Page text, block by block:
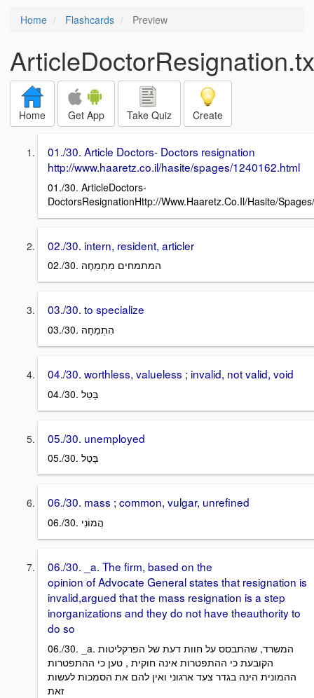
Home Flashcards Preview
Home Get App Take Quiz Create
01./30. Article Doctors- Doctors resignation
http://www.haaretz.co.il/hasite/spages/1240162.html
01./30. ArticleDoctors-
DoctorsResignationHttp://Www.Haaretz.Co.Il/Hasite/
02./30. intern, resident, articler
02./30. המתמחים מִתְמַחֶה
03./30. to specialize
04./30. worthless, valueless ; invalid, not valid, void
05./30. unemployed
06./30. mass ; common, vulgar, unrefined
06./30. _a. The firm, based on the
opinion of Advocate General states that resignation is
invalid,argued that the mass resignation is a step
inorganizations and they do not have theauthority to
do so
06./30. _a. המשרד, שהתבסס על חוות דעת של הפרקליטות
הקובעת כי ההתפטרות אינה חוקית , טען כי ההתפטרות
ההמונית הינה בגדר צעד ארגוני ואין להם את הסמכות לעשות
זאת